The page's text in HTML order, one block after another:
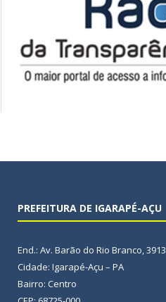
PREFEITURA DE IGARAPÉ-AÇU
End.: Av. Barão do Rio Branco, 3913
Cidade: Igarapé-Açu – PA
Bairro: Centro